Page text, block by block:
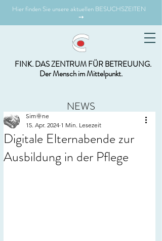
FINK. DAS ZENTRUM FÜR BETREUUNG.
Der Mensch im Mittelpunkt.
Hier finden Sie unsere aktuellen BESUCHSZEITEN
➙
NEWS
Digitale Elternabende zur
Ausbildung in der Pflege
Sim🌞ne
15. Apr. 2024 1 Min. Lesezeit